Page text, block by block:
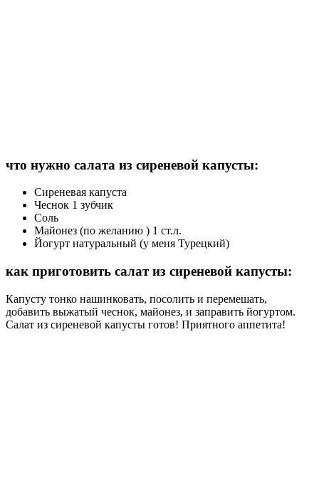
что нужно салата из сиреневой капусты:
Сиреневая капуста
Чеснок 1 зубчик
Соль
Майонез (по желанию ) 1 ст.л.
Йогурт натуральный (у меня Турецкий)
как приготовить салат из сиреневой капусты:
Капусту тонко нашинковать, посолить и перемешать,
добавить выжатый чеснок, майонез, и заправить йогуртом.
Салат из сиреневой капусты готов! Приятного аппетита!